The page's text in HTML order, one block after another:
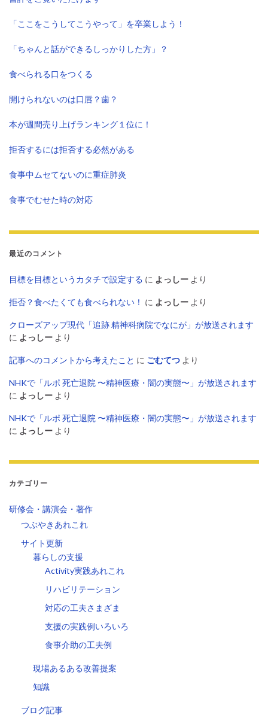
「ここをこうしてこうやって」を卒業しよう！
「ちゃんと話ができるしっかりした方」？
食べられる口をつくる
開けられないのは口唇？歯？
本が週間売り上げランキング１位に！
拒否するには拒否する必然がある
食事中ムセてないのに重症肺炎
食事でむせた時の対応
最近のコメント
目標を目標というカタチで設定する に よっしー より
拒否？食べたくても食べられない！ に よっしー より
クローズアップ現代「追跡 精神科病院でなにが」が放送されます
に よっしー より
記事へのコメントから考えたこと に ごむてつ より
NHKで「ルポ 死亡退院 〜精神医療・闇の実態〜」が放送されます
に よっしー より
NHKで「ルポ 死亡退院 〜精神医療・闇の実態〜」が放送されます
に よっしー より
カテゴリー
研修会・講演会・著作
つぶやきあれこれ
サイト更新
暮らしの支援
Activity実践あれこれ
リハビリテーション
対応の工夫さまざま
支援の実践例いろいろ
食事介助の工夫例
現場あるある改善提案
知識
ブログ記事